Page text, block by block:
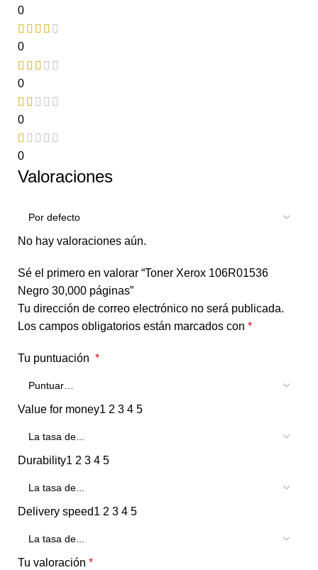
0
0
0
0
0
Valoraciones
No hay valoraciones aún.
Sé el primero en valorar “Toner Xerox 106R01536
Negro 30,000 páginas”
Tu dirección de correo electrónico no será publicada.
Los campos obligatorios están marcados con *
Tu puntuación *
Value for money1 2 3 4 5
Durability1 2 3 4 5
Delivery speed1 2 3 4 5
Tu valoración *